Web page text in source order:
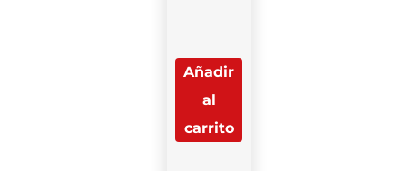
Añadir
al
carrito